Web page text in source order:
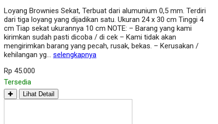
Loyang Brownies Sekat, Terbuat dari alumunium 0,5 mm. Terdiri
dari tiga loyang yang dijadikan satu. Ukuran 24 x 30 cm Tinggi 4
cm Tiap sekat ukurannya 10 cm NOTE: – Barang yang kami
kirimkan sudah pasti dicoba / di cek – Kami tidak akan
mengirimkan barang yang pecah, rusak, bekas. – Kerusakan /
kehilangan yg… selengkapnya
Rp 45.000
Tersedia
✚ Lihat Detail